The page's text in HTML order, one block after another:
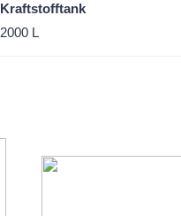
Kraftstofftank
2000 L